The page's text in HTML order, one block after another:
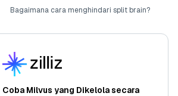
Bagaimana cara menghindari split brain?
Coba Milvus yang Dikelola secara